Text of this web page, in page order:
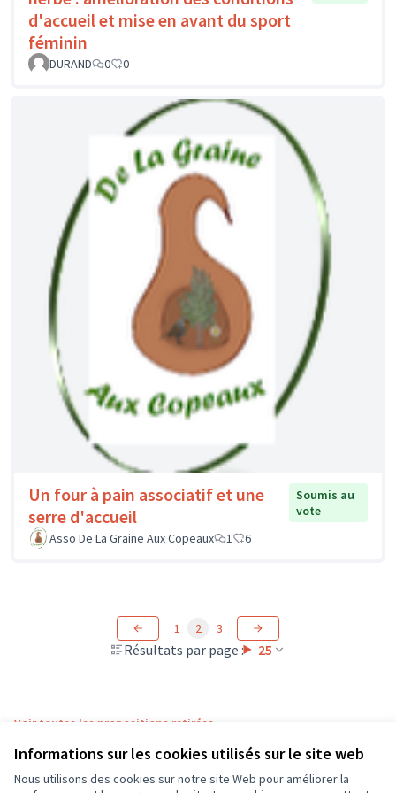
Informations sur les cookies utilisés sur le site web
Nous utilisons des cookies sur notre site Web pour améliorer la
d'accueil et mise en avant du sport
féminin
DURAND 0 0
Un four à pain associatif et une
serre d'accueil
Soumis au
vote
Asso De La Graine Aux Copeaux
1 6
Résultats par page : 25
1 2 3
Voir toutes les propositions retirées
Conditions d'utilisation